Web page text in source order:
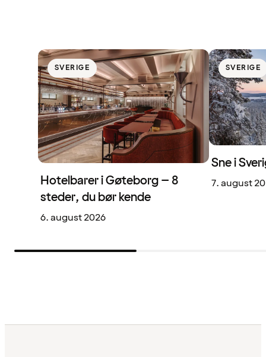
SVERIGE
Hotelbarer i Gøteborg – 8
steder, du bør kende
6. august 2026
SVERIGE
Sne i
7. august